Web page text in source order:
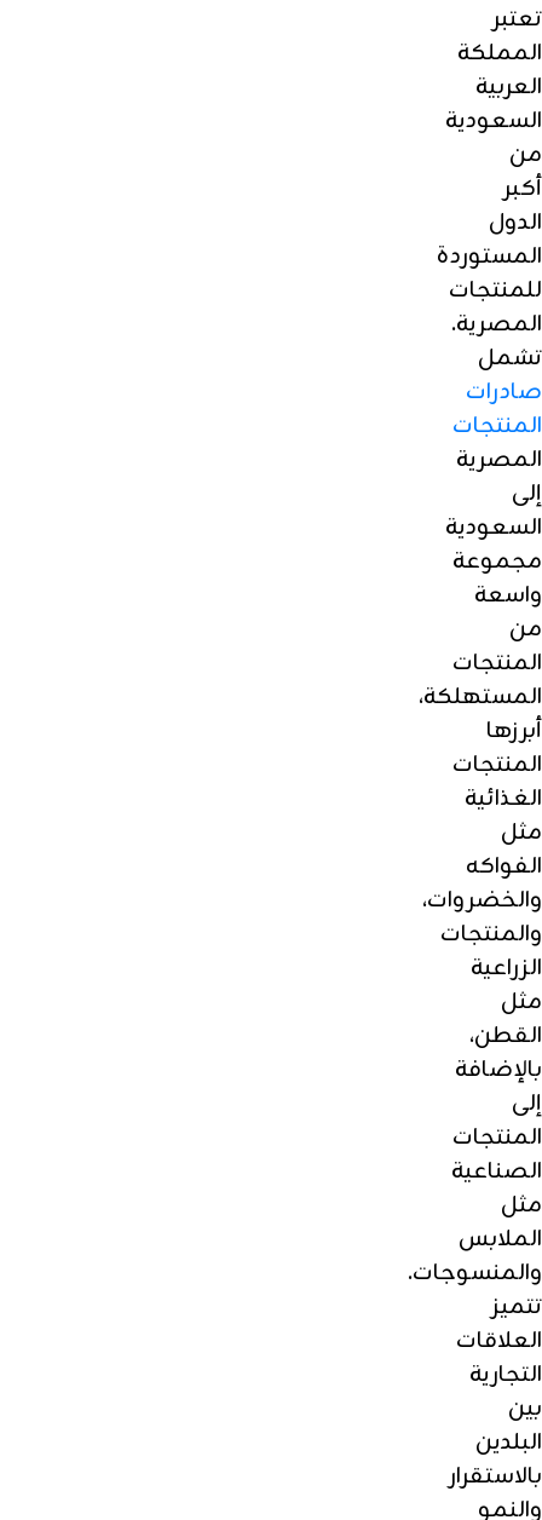
تعتبر
المملكة
العربية
السعودية
من
أكبر
الدول
المستوردة
للمنتجات
المصرية.
تشمل
صادرات
المنتجات
المصرية
إلى
السعودية
مجموعة
واسعة
من
المنتجات
المستهلكة،
أبرزها
المنتجات
الغذائية
مثل
الفواكه
والخضروات،
والمنتجات
الزراعية
مثل
القطن،
بالإضافة
إلى
المنتجات
الصناعية
مثل
الملابس
والمنسوجات.
تتميز
العلاقات
التجارية
بين
البلدين
بالاستقرار
والنمو